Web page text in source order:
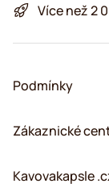
Více než 2
Podmínky
Zákaznické
Kavovakapsle